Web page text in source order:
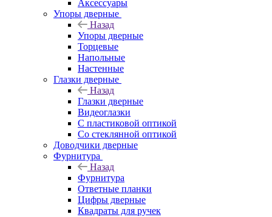
Аксессуары
Упоры дверные
Назад
Упоры дверные
Торцевые
Напольные
Настенные
Глазки дверные
Назад
Глазки дверные
Видеоглазки
С пластиковой оптикой
Со стеклянной оптикой
Доводчики дверные
Фурнитура
Назад
Фурнитура
Ответные планки
Цифры дверные
Квадраты для ручек